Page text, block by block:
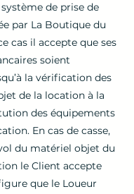
de prise de
par La Boutique du
cas il accepte que ses
soient
la vérification des
de la location à la
des équipements
En cas de casse,
du matériel objet du
le Client accepte
que le Loueur